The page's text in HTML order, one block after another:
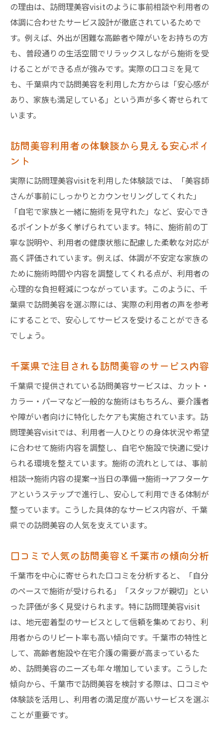
口コミから学ぶ訪問美容の安心な選び方ガ
イド
訪問美容師の対応力を体験談でチェックす
る方法
訪問美容サービスの比較と千葉県での体験
訪問美容を初めて利用する方への体験談ア
訪問美容サービス利用者のリアルな声とは
訪問美容体験者の口コミが示す満足度の理
由
千葉県で広がる訪問美容のリアルな利用感
想
訪問美容で実際に感じた変化や良かった点
口コミで分かる訪問美容の施術時間や流れ
訪問美容利用者の声から読み解く安心感の
秘密
訪問美容の体験談で分かる千葉県ならでは
自宅で受ける訪問美容の魅力と千葉県事情
自宅で叶う訪問美容の快適さと口コミ評価
訪問美容が高齢者や家族に選ばれる理由と
は
千葉県の訪問美容サービスと地域事情の解
説
訪問美容を自宅で利用した体験談とその感
想
訪問美容の利便性と千葉県での最新動向
訪問理美容visitの実際の体験と評判を紹介
とめ
訪問理美容visit利用者のリアルな感想を公
開
訪問美容訪問理美容visitの施術内容と評判
の理由
訪問理美容visitの体験談から見る安心でき
る対応
千葉県で評価される訪問美容visitの特徴と
満足度
利用者が語る訪問理美容visitの魅力と口コ
の理由は、訪問理美容visitのように事前相談や利用者の
体調に合わせたサービス設計が徹底されているためで
す。例えば、外出が困難な高齢者や障がいをお持ちの方
も、普段通りの生活空間でリラックスしながら施術を受
けることができる点が強みです。実際の口コミを見て
も、千葉県内で訪問美容を利用した方からは「安心感が
あり、家族も満足している」という声が多く寄せられて
います。
訪問美容利用者の体験談から見える安心ポイ
ント
実際に訪問理美容visitを利用した体験談では、「美容師
さんが事前にしっかりとカウンセリングしてくれた」
「自宅で家族と一緒に施術を見守れた」など、安心でき
るポイントが多く挙げられています。特に、施術前の丁
寧な説明や、利用者の健康状態に配慮した柔軟な対応が
高く評価されています。例えば、体調が不安定な家族の
ために施術時間や内容を調整してくれる点が、利用者の
心理的な負担軽減につながっています。このように、千
葉県で訪問美容を選ぶ際には、実際の利用者の声を参考
にすることで、安心してサービスを受けることができる
でしょう。
千葉県で注目される訪問美容のサービス内容
千葉県で提供されている訪問美容サービスは、カット・
カラー・パーマなど一般的な施術はもちろん、要介護者
や障がい者向けに特化したケアも実施されています。訪
問理美容visitでは、利用者一人ひとりの身体状況や希望
に合わせて施術内容を調整し、自宅や施設で快適に受け
られる環境を整えています。施術の流れとしては、事前
相談→施術内容の提案→当日の準備→施術→アフターケ
アというステップで進行し、安心して利用できる体制が
整っています。こうした具体的なサービス内容が、千葉
県での訪問美容の人気を支えています。
口コミで人気の訪問美容と千葉市の傾向分析
千葉市を中心に寄せられた口コミを分析すると、「自分
のペースで施術が受けられる」「スタッフが親切」とい
った評価が多く見受けられます。特に訪問理美容visit
は、地元密着型のサービスとして信頼を集めており、利
用者からのリピート率も高い傾向です。千葉市の特性と
して、高齢者施設や在宅介護の需要が高まっているた
め、訪問美容のニーズも年々増加しています。こうした
傾向から、千葉市で訪問美容を検討する際は、口コミや
体験談を活用し、利用者の満足度が高いサービスを選ぶ
ことが重要です。